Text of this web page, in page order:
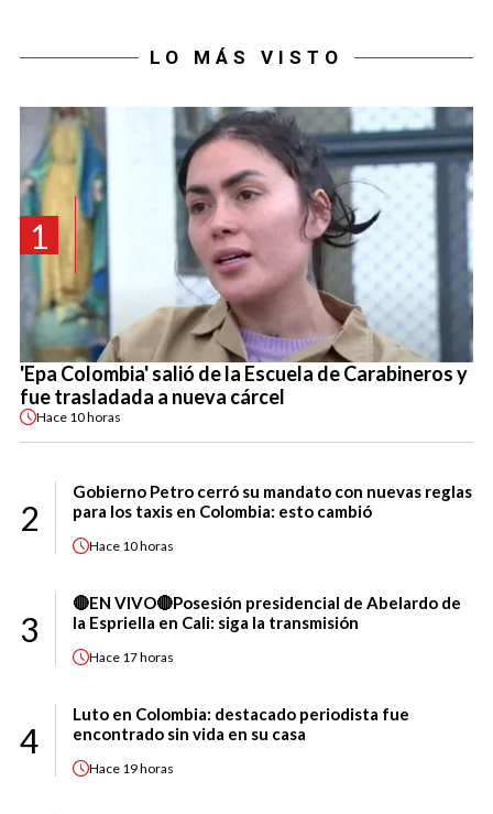
LO MÁS VISTO
1
'Epa Colombia' salió de la Escuela de Carabineros y
fue trasladada a nueva cárcel
Hace 10 horas
2
Gobierno Petro cerró su mandato con nuevas reglas
para los taxis en Colombia: esto cambió
Hace 10 horas
3
🔴EN VIVO🔴Posesión presidencial de Abelardo de
la Espriella en Cali: siga la transmisión
Hace 17 horas
4
Luto en Colombia: destacado periodista fue
encontrado sin vida en su casa
Hace 19 horas